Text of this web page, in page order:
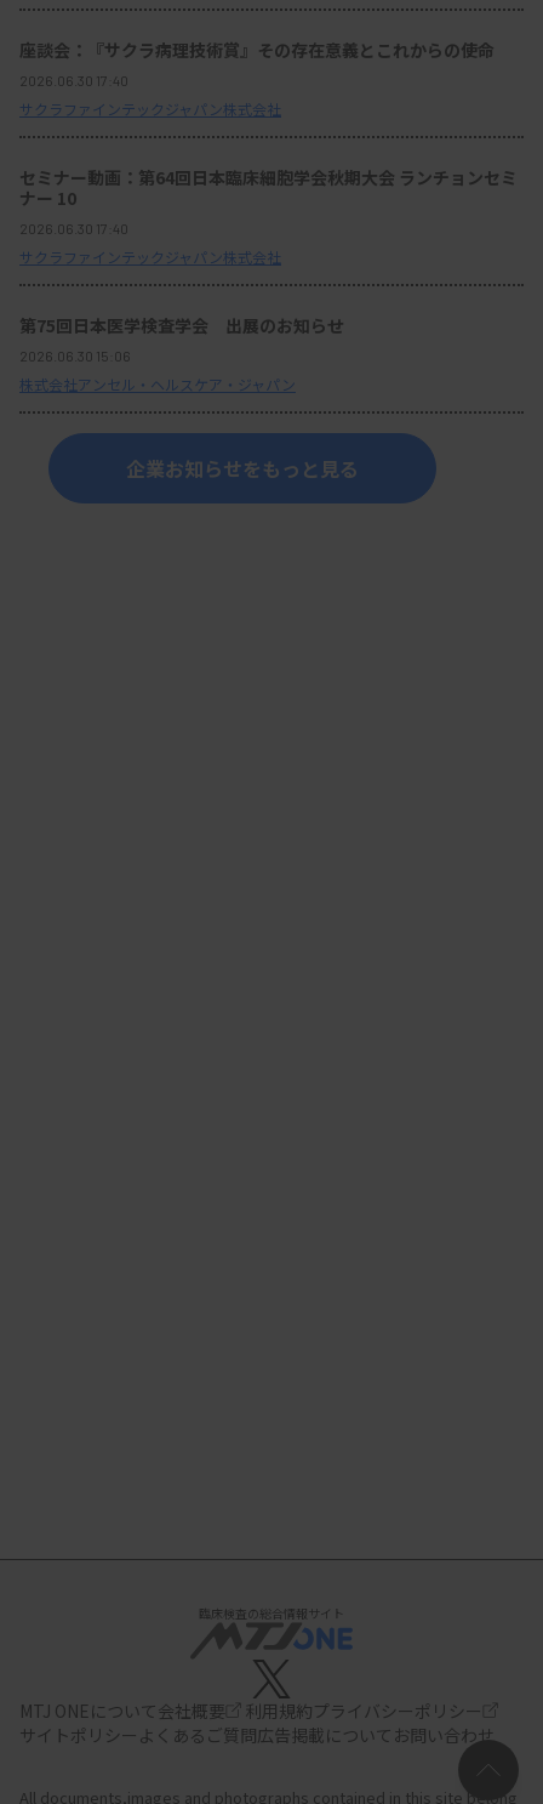
座談会：『サクラ病理技術賞』その存在意義とこれからの使命
2026.06.30 17:40
サクラファインテックジャパン株式会社
セミナー動画：第64回日本臨床細胞学会秋期大会 ランチョンセミ
ナー 10
2026.06.30 17:40
サクラファインテックジャパン株式会社
第75回日本医学検査学会 出展のお知らせ
2026.06.30 15:06
株式会社アンセル・ヘルスケア・ジャパン
企業お知らせをもっと見る
臨床検査の総合情報サイト
MTJ ONEについて会社概要 利用規約プライバシーポリシー
サイトポリシー よくあるご質問広告掲載について お問い合わせ
All documents,images and photographs contained in this site belong